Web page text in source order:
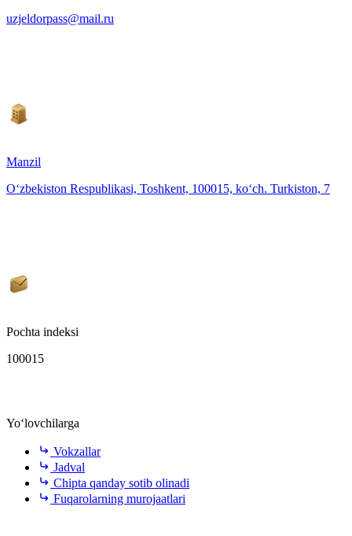
uzjeldorpass@mail.ru
Manzil
O‘zbekiston Respublikasi, Toshkent, 100015, ko‘ch. Turkiston, 7
Pochta indeksi
100015
Yo‘lovchilarga
Vokzallar
Jadval
Chipta qanday sotib olinadi
Fuqarolarning murojaatlari